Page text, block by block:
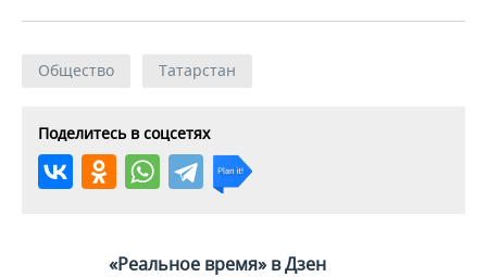
Общество Татарстан
Поделитесь в соцсетях
«Реальное время» в Дзен